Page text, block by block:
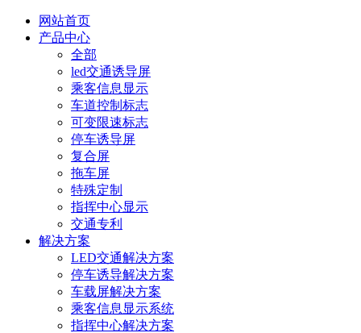
网站首页
产品中心
全部
led交通诱导屏
乘客信息显示
车道控制标志
可变限速标志
停车诱导屏
复合屏
拖车屏
特殊定制
指挥中心显示
交通专利
解决方案
LED交通解决方案
停车诱导解决方案
车载屏解决方案
乘客信息显示系统
指挥中心解决方案